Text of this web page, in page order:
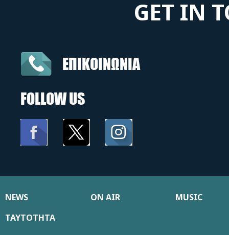
GET IN
ΕΠΙΚΟΙΝΩΝΙΑ
FOLLOW US
NEWS ON AIR
MUSIC
ΤΑΥΤΟΤΗΤΑ